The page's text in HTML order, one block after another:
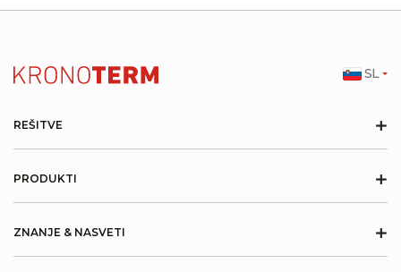
REŠITVE +
PRODUKTI +
ZNANJE & NASVETI +
SL